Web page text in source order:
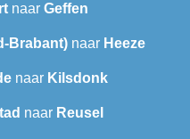
naar Geffen
Brabant) naar Heeze
naar Kilsdonk
naar Reusel